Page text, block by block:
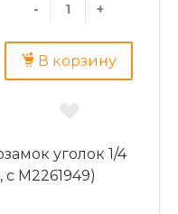
- +
В корзину
уголок 1/4
с M2261949)